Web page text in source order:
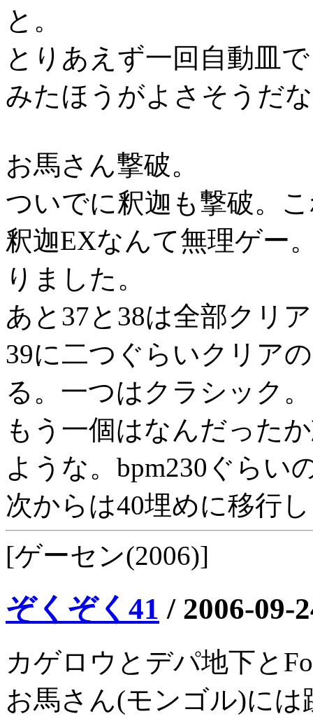
と。
とりあえず一回自動皿
みたほうがよさそうだ
お馬さん撃破。
ついでに釈迦も撃破。
釈迦EXなんて無理ゲー
りました。
あと37と38は全部クリ
39に二つぐらいクリア
る。一つはクラシック。
もう一個はなんだった
ような。bpm230ぐらい
次からは40埋めに移行
[ゲーセン(2006)]
ぞくぞく41 / 2006-09-
カゲロウとデパ地下と
お馬さん(モンゴル)に